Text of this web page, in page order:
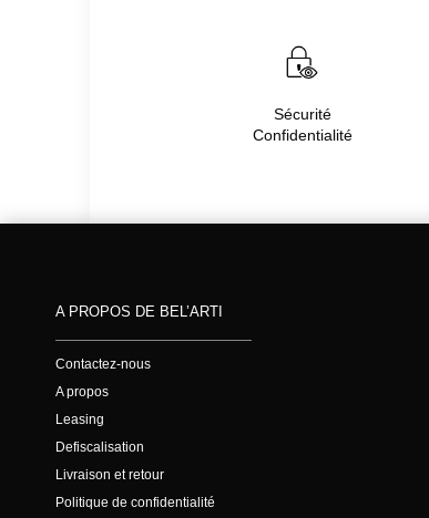
Sécurité
Confidentialité
A PROPOS DE BEL’ARTI
Contactez-nous
A propos
Leasing
Defiscalisation
Livraison et retour
Politique de confidentialité